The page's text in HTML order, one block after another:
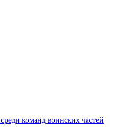
команд воинских частей